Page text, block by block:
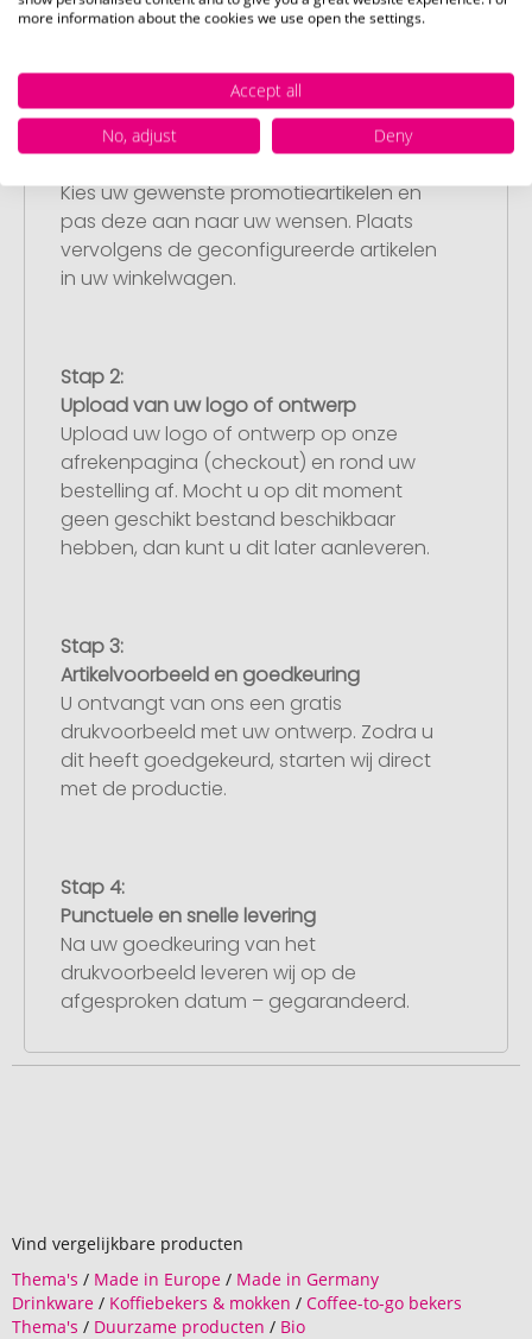
Stap 1:
Kies uw gewenste promotieartikelen en
pas deze aan naar uw wensen. Plaats
vervolgens de geconfigureerde artikelen
in uw winkelwagen.
Stap 2:
Upload van uw logo of ontwerp
Upload uw logo of ontwerp op onze
afrekenpagina (checkout) en rond uw
bestelling af. Mocht u op dit moment
geen geschikt bestand beschikbaar
hebben, dan kunt u dit later aanleveren.
Stap 3:
Artikelvoorbeeld en goedkeuring
U ontvangt van ons een gratis
drukvoorbeeld met uw ontwerp. Zodra u
dit heeft goedgekeurd, starten wij direct
met de productie.
Stap 4:
Punctuele en snelle levering
Na uw goedkeuring van het
drukvoorbeeld leveren wij op de
afgesproken datum – gegarandeerd.
Vind vergelijkbare producten
Thema's / Made in Europe / Made in Germany
Drinkware / Koffiebekers & mokken / Coffee-to-go bekers
Thema's / Duurzame producten / Bio
more information about the cookies we use open the settings.
Accept all
No, adjust
Deny